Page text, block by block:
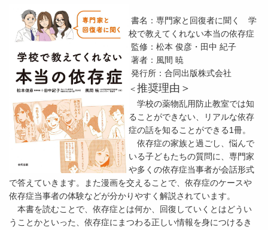
書名：専門家と回復者に聞く 学
校で教えてくれない本当の依存症
監修：松本 俊彦・田中 紀子
著者：風間 暁
発行所：合同出版株式会社
＜推奨理由＞
学校の薬物乱用防止教室では知
ることができない、リアルな依存
症の話を知ることができる1冊。
依存症の家族と過ごし、悩んで
いる子どもたちの質問に、専門家
や多くの依存症当事者が会話形式
で答えていきます。また漫画を交えることで、依存症のケースや
依存症当事者の体験などが分かりやすく解説されています。
本書を読むことで、依存症とは何か、回復していくとはどうい
うことかといった、依存症にまつわる正しい情報を身につけるき